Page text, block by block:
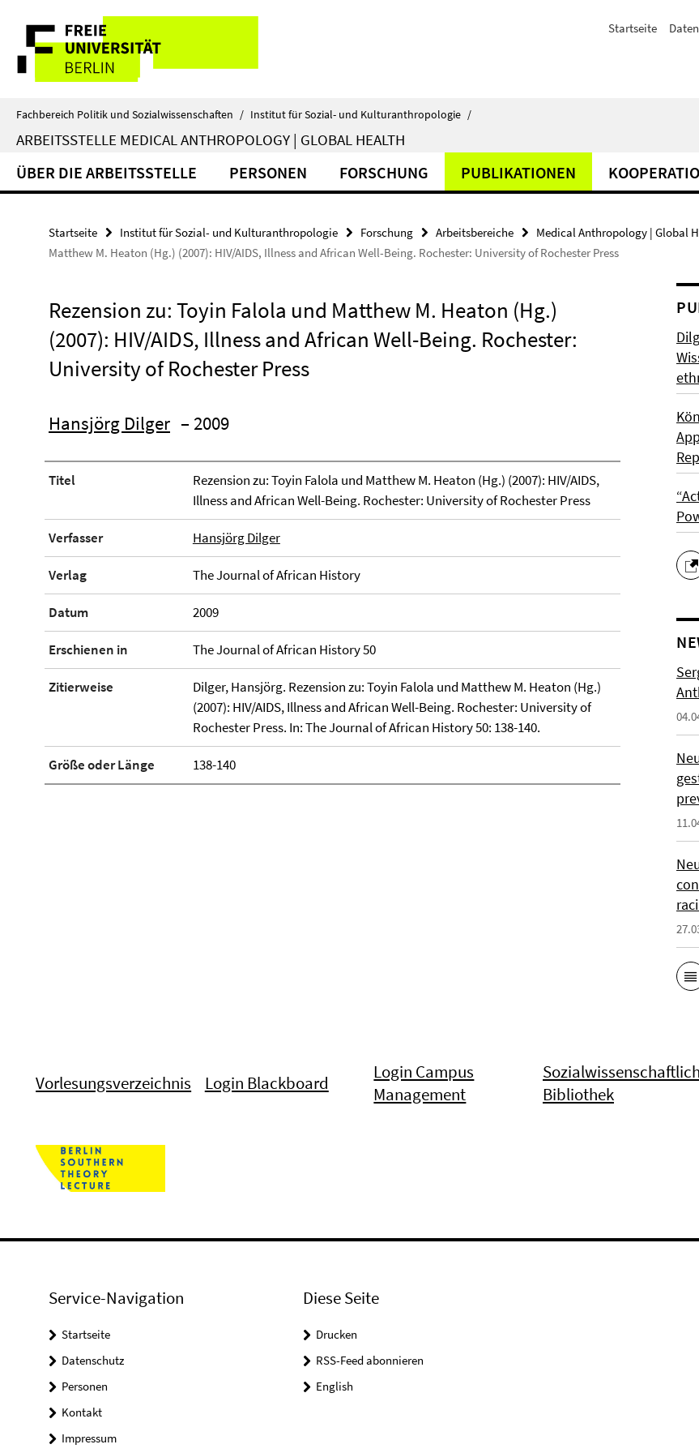
direkt
Inhalt
Service-
Navigation
Startseite
Fachbereich Politik und Sozialwissenschaften / Institut für Sozial- und Kulturanthropologie /
ARBEITSSTELLE MEDICAL ANTHROPOLOGY | GLOBAL HEALTH
ÜBER DIE ARBEITSSTELLE PERSONEN FORSCHUNG PUBLIKATIONEN
Startseite Institut für Sozial- und Kulturanthropologie Forschung Arbeitsbereiche Medical Anthropology | Global
Matthew M. Heaton (Hg.) (2007): HIV/AIDS, Illness and African Well-Being. Rochester: University of Rochester Press
Rezension zu: Toyin Falola und Matthew M. Heaton (Hg.)
(2007): HIV/AIDS, Illness and African Well-Being. Rochester:
University of Rochester Press
Hansjörg Dilger – 2009
Titel
Rezension zu: Toyin Falola und Matthew M. Heaton (Hg.) (2007): HIV/AIDS,
Illness and African Well-Being. Rochester: University of Rochester Press
Verfasser Hansjörg Dilger
Verlag The Journal of African History
Datum 2009
Erschienen in The Journal of African History 50
Zitierweise
Dilger, Hansjörg. Rezension zu: Toyin Falola und Matthew M. Heaton (Hg.)
(2007): HIV/AIDS, Illness and African Well-Being. Rochester: University of
Rochester Press. In: The Journal of African History 50: 138-140.
Größe oder Länge 138-140
Vorlesungsverzeichnis Login Blackboard
Login Campus
Management
Bibliothek
Service-Navigation
Startseite
Datenschutz
Personen
Kontakt
Impressum
Diese Seite
Drucken
RSS-Feed abonnieren
English